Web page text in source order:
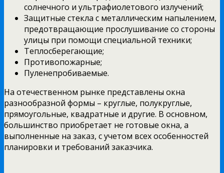
солнечного и ультрафиолетового излучений;
Защитные стекла с металлическим напылением,
предотвращающие прослушивание со стороны
улицы при помощи специальной техники;
Теплосберегающие;
Противопожарные;
Пуленепробиваемые.
На отечественном рынке представлены окна
разнообразной формы – круглые, полукруглые,
прямоугольные, квадратные и другие. В основном,
большинство приобретает не готовые окна, а
выполненные на заказ, с учетом всех особенностей
планировки и требований заказчика.